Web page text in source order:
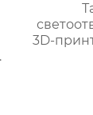
3D-